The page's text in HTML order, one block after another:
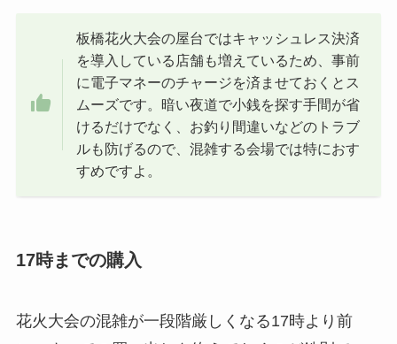
板橋花火大会の屋台ではキャッシュレス決済
を導入している店舗も増えているため、事前
に電子マネーのチャージを済ませておくとス
ムーズです。暗い夜道で小銭を探す手間が省
けるだけでなく、お釣り間違いなどのトラブ
ルも防げるので、混雑する会場では特におす
すめですよ。
17時までの購入
花火大会の混雑が一段階厳しくなる17時より前